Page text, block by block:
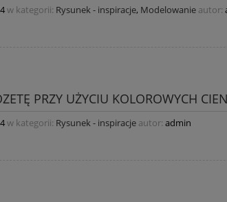
w kategorii: Rysunek - inspiracje, Modelowanie autor:
PRZY UŻYCIU KOLOROWYCH
w kategorii: Rysunek - inspiracje autor: admin